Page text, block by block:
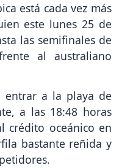
está cada vez más
este lunes 25 de
las semifinales de
al australiano
entrar a la playa de
a las 18:48 horas
crédito oceánico en
bastante reñida y